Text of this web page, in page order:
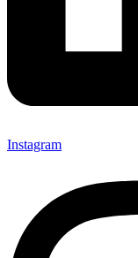
Instagram